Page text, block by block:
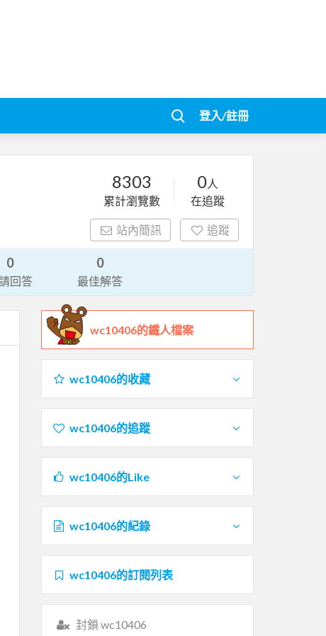
登入/註冊
8303
累計瀏覽數
0人
在追蹤
站內簡訊 追蹤
0
回答
0
最佳解答
wc10406的鐵人檔案
wc10406的收藏
wc10406的追蹤
wc10406的Like
wc10406的紀錄
wc10406的訂閱列表
封鎖 wc10406